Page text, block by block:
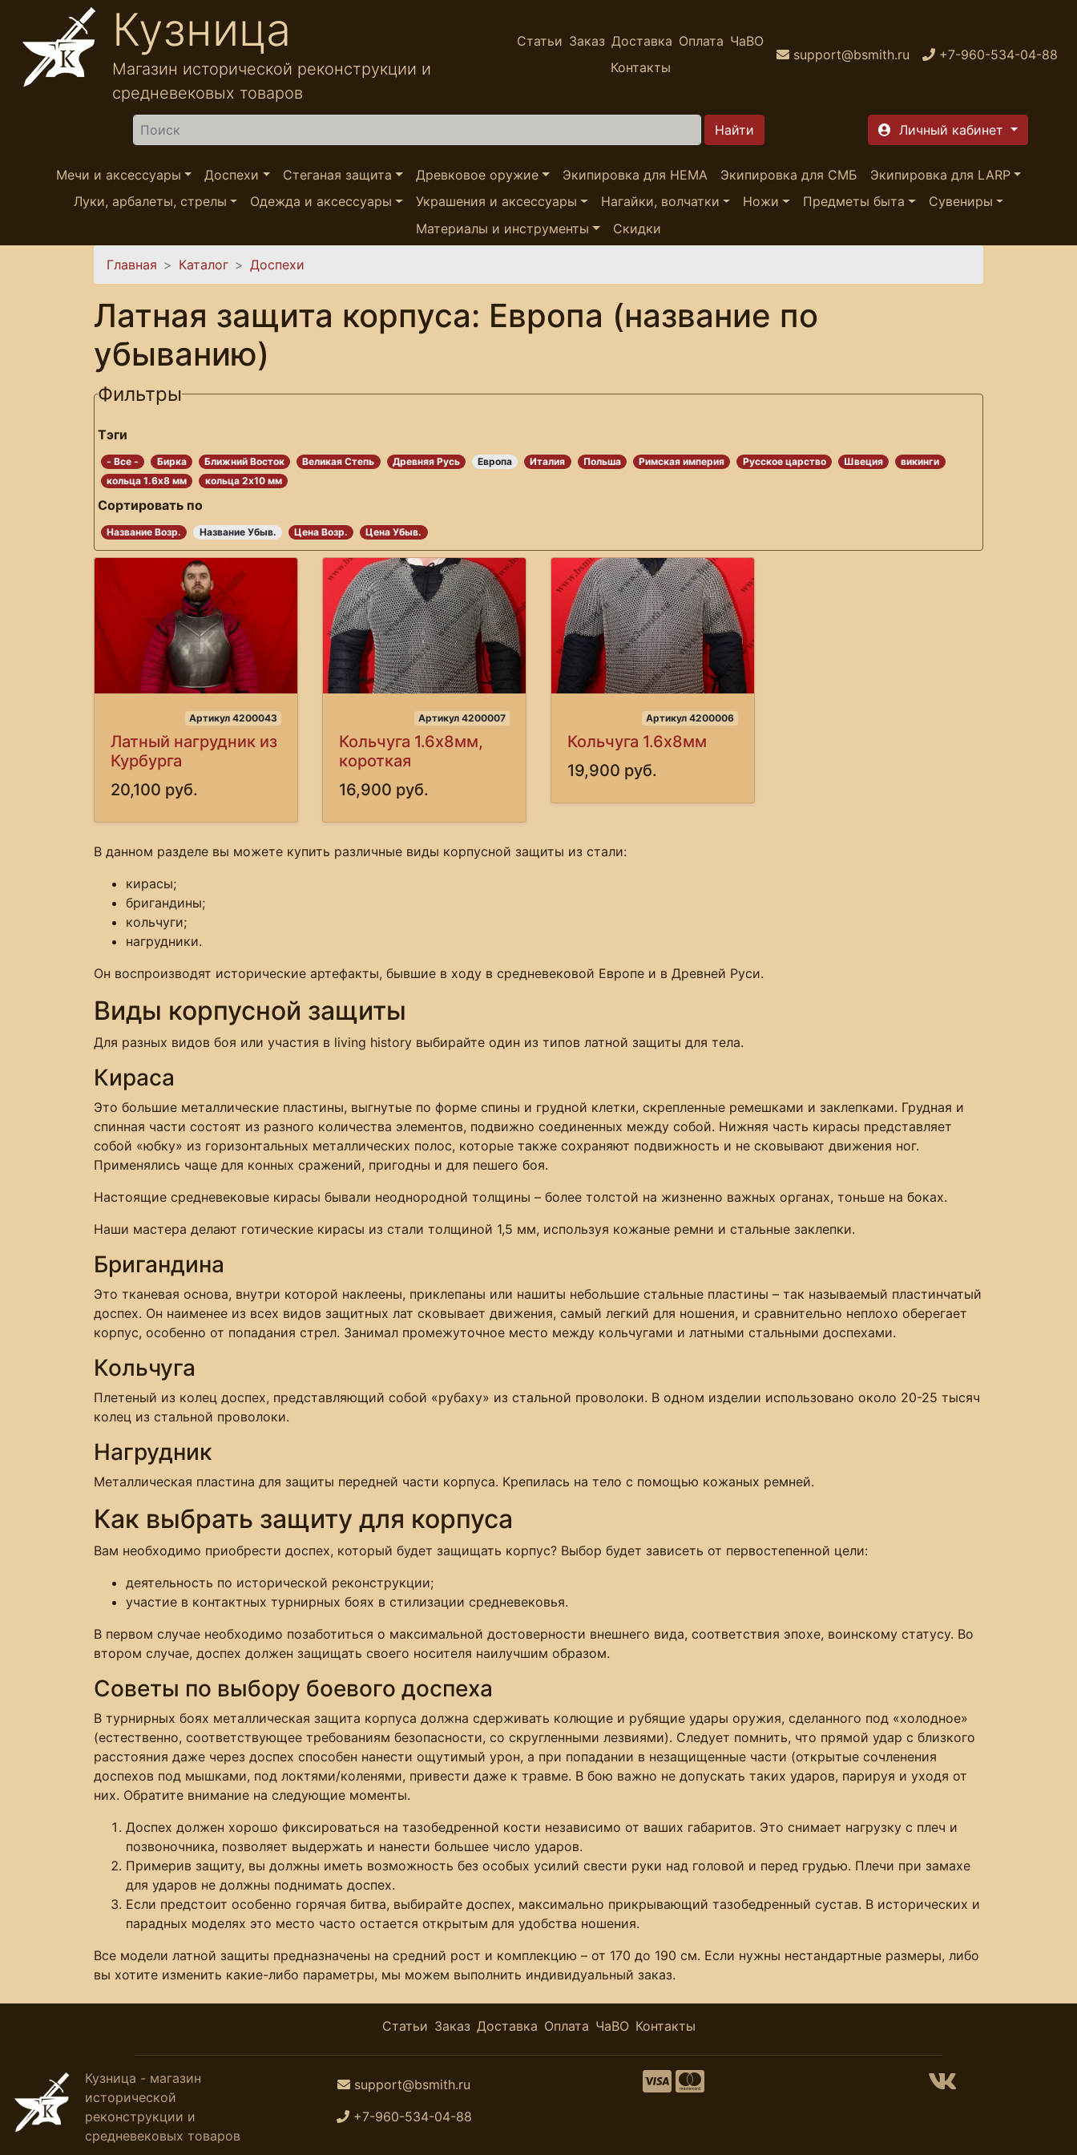
Перейти к основному содержанию
Кузница
Магазин исторической реконструкции и
средневековых товаров
Статьи Заказ Доставка Оплата ЧаВО
Контакты
support@bsmith.ru +7-960-534-04-88
Найти Личный кабинет
Мечи и аксессуары Доспехи Стеганая защита Древковое оружие Экипировка для HEMA Экипировка для СМБ
Экипировка для LARP
Луки, арбалеты, стрелы
Одежда и аксессуары Украшения и аксессуары Нагайки, волчатки Ножи Предметы быта
Сувениры
Материалы и инструменты
Скидки
Вы здесь
Главная Каталог Доспехи
Латная защита корпуса: Европа (название по
убыванию)
Фильтры
Тэги
- Все - Бирка Ближний Восток Великая Степь Древняя Русь Европа Италия Польша Римская империя Русское царство Швеция
викинги
кольца 1.6х8 мм
кольца 2х10 мм
Сортировать по
Название Возр. Название Убыв. Цена Возр. Цена Убыв.
Артикул 4200043
Латный нагрудник из
Курбурга
20,100 руб.
Артикул 4200007
Кольчуга 1.6х8мм,
короткая
16,900 руб.
Артикул 4200006
Кольчуга 1.6х8мм
19,900 руб.
В данном разделе вы можете купить различные виды корпусной защиты из стали:
кирасы;
бригандины;
кольчуги;
нагрудники.
Он воспроизводят исторические артефакты, бывшие в ходу в средневековой Европе и в Древней Руси.
Виды корпусной защиты
Для разных видов боя или участия в living history выбирайте один из типов латной защиты для тела.
Кираса
Это большие металлические пластины, выгнутые по форме спины и грудной клетки, скрепленные ремешками и заклепками. Грудная и
спинная части состоят из разного количества элементов, подвижно соединенных между собой. Нижняя часть кирасы представляет
собой «юбку» из горизонтальных металлических полос, которые также сохраняют подвижность и не сковывают движения ног.
Применялись чаще для конных сражений, пригодны и для пешего боя.
Настоящие средневековые кирасы бывали неоднородной толщины – более толстой на жизненно важных органах, тоньше на боках.
Наши мастера делают готические кирасы из стали толщиной 1,5 мм, используя кожаные ремни и стальные заклепки.
Бригандина
Это тканевая основа, внутри которой наклеены, приклепаны или нашиты небольшие стальные пластины – так называемый пластинчатый
доспех. Он наименее из всех видов защитных лат сковывает движения, самый легкий для ношения, и сравнительно неплохо оберегает
корпус, особенно от попадания стрел. Занимал промежуточное место между кольчугами и латными стальными доспехами.
Кольчуга
Плетеный из колец доспех, представляющий собой «рубаху» из стальной проволоки. В одном изделии использовано около 20-25 тысяч
колец из стальной проволоки.
Нагрудник
Металлическая пластина для защиты передней части корпуса. Крепилась на тело с помощью кожаных ремней.
Как выбрать защиту для корпуса
Вам необходимо приобрести доспех, который будет защищать корпус? Выбор будет зависеть от первостепенной цели:
деятельность по исторической реконструкции;
участие в контактных турнирных боях в стилизации средневековья.
В первом случае необходимо позаботиться о максимальной достоверности внешнего вида, соответствия эпохе, воинскому статусу. Во
втором случае, доспех должен защищать своего носителя наилучшим образом.
Советы по выбору боевого доспеха
В турнирных боях металлическая защита корпуса должна сдерживать колющие и рубящие удары оружия, сделанного под «холодное»
(естественно, соответствующее требованиям безопасности, со скругленными лезвиями). Следует помнить, что прямой удар с близкого
расстояния даже через доспех способен нанести ощутимый урон, а при попадании в незащищенные части (открытые сочленения
доспехов под мышками, под локтями/коленями, привести даже к травме. В бою важно не допускать таких ударов, парируя и уходя от
них. Обратите внимание на следующие моменты.
Доспех должен хорошо фиксироваться на тазобедренной кости независимо от ваших габаритов. Это снимает нагрузку с плеч и
позвоночника, позволяет выдержать и нанести большее число ударов.
Примерив защиту, вы должны иметь возможность без особых усилий свести руки над головой и перед грудью. Плечи при замахе
для ударов не должны поднимать доспех.
Если предстоит особенно горячая битва, выбирайте доспех, максимально прикрывающий тазобедренный сустав. В исторических и
парадных моделях это место часто остается открытым для удобства ношения.
Все модели латной защиты предназначены на средний рост и комплекцию – от 170 до 190 см. Если нужны нестандартные размеры, либо
вы хотите изменить какие-либо параметры, мы можем выполнить индивидуальный заказ.
Статьи Заказ Доставка Оплата ЧаВО Контакты
Кузница - магазин
исторической
реконструкции и
средневековых товаров
support@bsmith.ru
+7-960-534-04-88